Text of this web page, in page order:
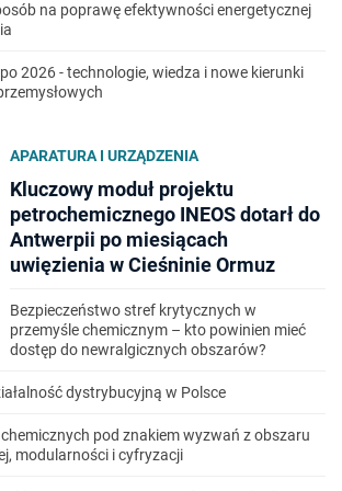
na poprawę efektywności energetycznej
2026 - technologie, wiedza i nowe kierunki
APARATURA I URZĄDZENIA
Kluczowy moduł projektu
petrochemicznego INEOS dotarł do
Antwerpii po miesiącach
uwięzienia w Cieśninie Ormuz
Bezpieczeństwo stref krytycznych w
przemyśle chemicznym – kto powinien mieć
dostęp do newralgicznych obszarów?
dystrybucyjną w Polsce
pod znakiem wyzwań z obszaru
modularności i cyfryzacji